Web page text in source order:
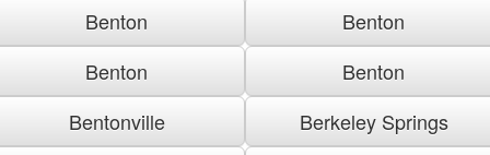
Benton
Benton
Benton
Benton
Bentonville
Berkeley Springs